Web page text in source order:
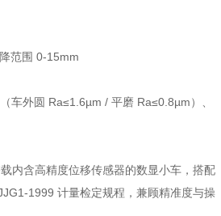
范围 0-15mm
车外圆 Ra≤1.6µm / 平磨 Ra≤0.8µm）、
内含高精度位移传感器的数显小车，搭配
1999 计量检定规程，兼顾精准度与操